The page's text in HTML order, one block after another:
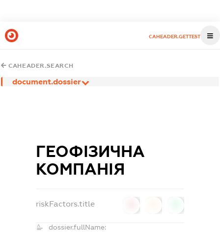
CAHEADER.GETTEST
CAHEADER.SEARCH
document.dossier
ГЕОФІЗИЧНА
КОМПАНІЯ
riskFactors.title
dossier.fullName: